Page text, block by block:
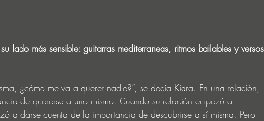
lado más sensible: guitarras mediterraneas, ritmos bailables y versos
¿cómo me va a querer nadie?”, se decía Kiara. En una relación,
de quererse a uno mismo. Cuando su relación empezó a
a darse cuenta de la importancia de descubrirse a sí misma. Pero